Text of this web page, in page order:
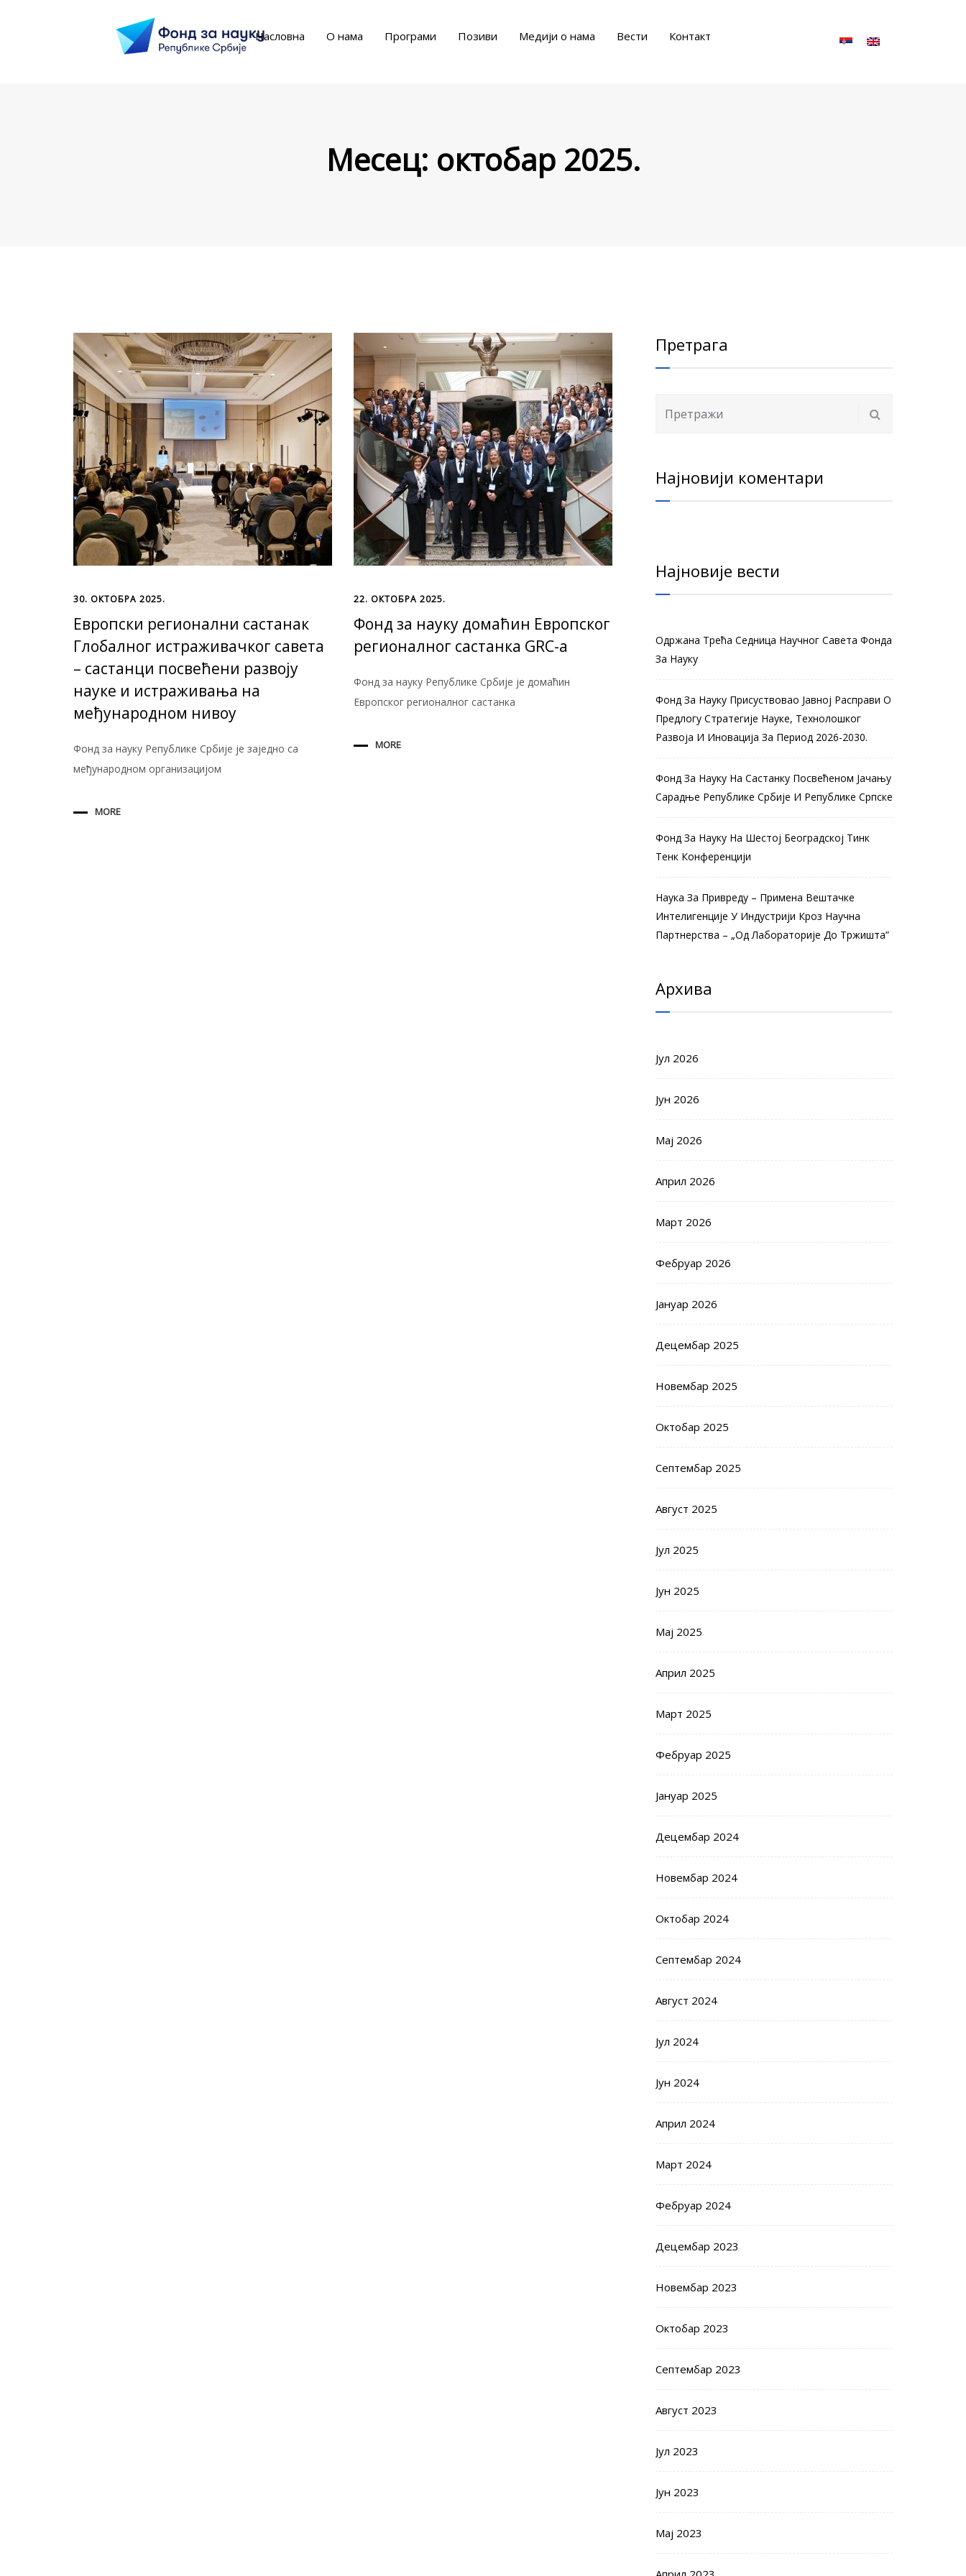
Насловна О нама Програми Позиви Медији о нама Вести Контакт
Месец: октобар 2025.
30. ОКТОБРА 2025.
Европски регионални састанак
Глобалног истраживачког савета
– састанци посвећени развоју
науке и истраживања на
међународном нивоу
Фонд за науку Републике Србије је заједно са
међународном организацијом
MORE
22. ОКТОБРА 2025.
Фонд за науку домаћин Европског
регионалног састанка GRC-a
Фонд за науку Републике Србије је домаћин
Европског регионалног састанка
MORE
Претрага
Најновији коментари
Најновије вести
Одржана Трећа Седница Научног Савета Фонда
За Науку
Фонд За Науку Присуствовао Јавној Расправи О
Предлогу Стратегије Науке, Технолошког
Развоја И Иновација За Период 2026-2030.
Фонд За Науку На Састанку Посвећеном Јачању
Сарадње Републике Србије И Републике Српске
Фонд За Науку На Шестој Београдској Тинк
Тенк Конференцији
Наука За Привреду – Примена Вештачке
Интелигенције У Индустрији Кроз Научна
Партнерства – „Од Лабораторије До Тржишта”
Архива
Јул 2026
Јун 2026
Мај 2026
Април 2026
Март 2026
Фебруар 2026
Јануар 2026
Децембар 2025
Новембар 2025
Октобар 2025
Септембар 2025
Август 2025
Јул 2025
Јун 2025
Мај 2025
Април 2025
Март 2025
Фебруар 2025
Јануар 2025
Децембар 2024
Новембар 2024
Октобар 2024
Септембар 2024
Август 2024
Јул 2024
Јун 2024
Април 2024
Март 2024
Фебруар 2024
Децембар 2023
Новембар 2023
Октобар 2023
Септембар 2023
Август 2023
Јул 2023
Јун 2023
Мај 2023